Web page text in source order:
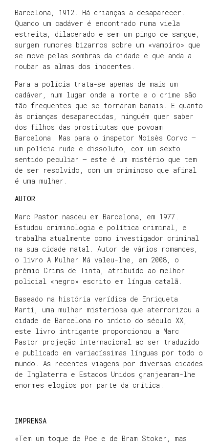
Barcelona, 1912. Há crianças a desaparecer.
Quando um cadáver é encontrado numa viela
estreita, dilacerado e sem um pingo de sangue,
surgem rumores bizarros sobre um «vampiro» que
se move pelas sombras da cidade e que anda a
roubar as almas dos inocentes.
Para a polícia trata-se apenas de mais um
cadáver, num lugar onde a morte e o crime são
tão frequentes que se tornaram banais. E quanto
às crianças desaparecidas, ninguém quer saber
dos filhos das prostitutas que povoam
Barcelona. Mas para o inspetor Moisès Corvo —
um polícia rude e dissoluto, com um sexto
sentido peculiar — este é um mistério que tem
de ser resolvido, com um criminoso que afinal
é uma mulher.
AUTOR
Marc Pastor nasceu em Barcelona, em 1977.
Estudou criminologia e política criminal, e
trabalha atualmente como investigador criminal
na sua cidade natal. Autor de vários romances,
o livro A Mulher Má valeu-lhe, em 2008, o
prémio Crims de Tinta, atribuído ao melhor
policial «negro» escrito em língua catalã.
Baseado na história verídica de Enriqueta
Martí, uma mulher misteriosa que aterrorizou a
cidade de Barcelona no início do século XX,
este livro intrigante proporcionou a Marc
Pastor projeção internacional ao ser traduzido
e publicado em variadíssimas línguas por todo o
mundo. As recentes viagens por diversas cidades
de Inglaterra e Estados Unidos granjearam-lhe
enormes elogios por parte da crítica.
IMPRENSA
«Tem um toque de Poe e de Bram Stoker, mas